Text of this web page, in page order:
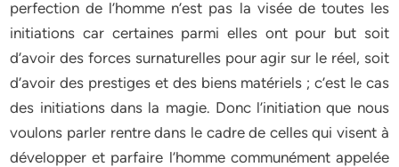
perfection de l’homme n’est pas la visée de toutes les
initiations car certaines parmi elles ont pour but soit
d’avoir des forces surnaturelles pour agir sur le réel, soit
d’avoir des prestiges et des biens matériels ; c’est le cas
des initiations dans la magie. Donc l’initiation que nous
voulons parler rentre dans le cadre de celles qui visent à
développer et parfaire l’homme communément appelée